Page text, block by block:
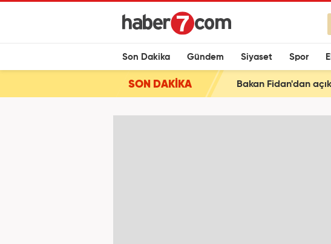
Son Dakika Gündem Siyaset Spor
SON DAKİKA Bakan Fidan'dan